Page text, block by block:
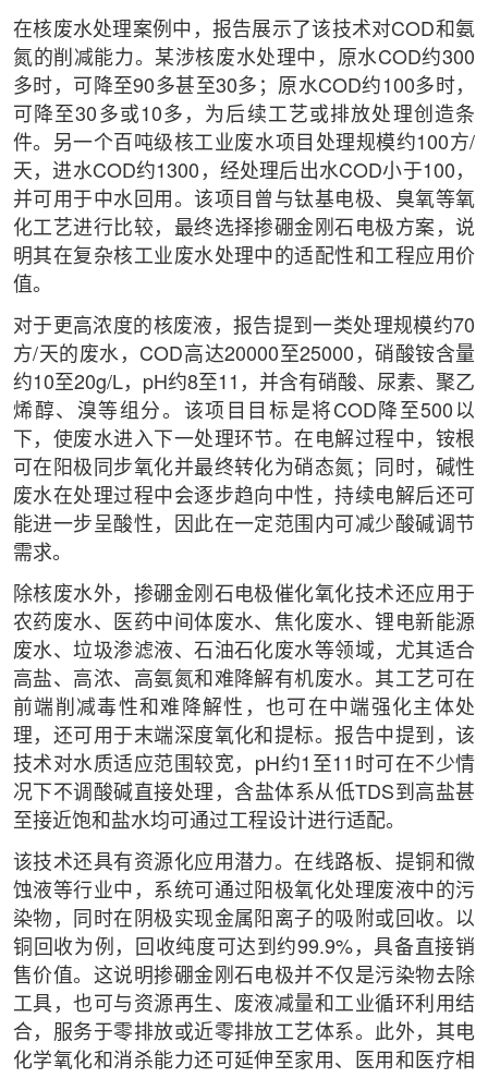
在核废水处理案例中，报告展示了该技术对COD和氨
氮的削减能力。某涉核废水处理中，原水COD约300
多时，可降至90多甚至30多；原水COD约100多时，
可降至30多或10多，为后续工艺或排放处理创造条
件。另一个百吨级核工业废水项目处理规模约100方/
天，进水COD约1300，经处理后出水COD小于100，
并可用于中水回用。该项目曾与钛基电极、臭氧等氧
化工艺进行比较，最终选择掺硼金刚石电极方案，说
明其在复杂核工业废水处理中的适配性和工程应用价
值。
对于更高浓度的核废液，报告提到一类处理规模约70
方/天的废水，COD高达20000至25000，硝酸铵含量
约10至20g/L，pH约8至11，并含有硝酸、尿素、聚乙
烯醇、溴等组分。该项目目标是将COD降至500以
下，使废水进入下一处理环节。在电解过程中，铵根
可在阳极同步氧化并最终转化为硝态氮；同时，碱性
废水在处理过程中会逐步趋向中性，持续电解后还可
能进一步呈酸性，因此在一定范围内可减少酸碱调节
需求。
除核废水外，掺硼金刚石电极催化氧化技术还应用于
农药废水、医药中间体废水、焦化废水、锂电新能源
废水、垃圾渗滤液、石油石化废水等领域，尤其适合
高盐、高浓、高氨氮和难降解有机废水。其工艺可在
前端削减毒性和难降解性，也可在中端强化主体处
理，还可用于末端深度氧化和提标。报告中提到，该
技术对水质适应范围较宽，pH约1至11时可在不少情
况下不调酸碱直接处理，含盐体系从低TDS到高盐甚
至接近饱和盐水均可通过工程设计进行适配。
该技术还具有资源化应用潜力。在线路板、提铜和微
蚀液等行业中，系统可通过阳极氧化处理废液中的污
染物，同时在阴极实现金属阳离子的吸附或回收。以
铜回收为例，回收纯度可达到约99.9%，具备直接销
售价值。这说明掺硼金刚石电极并不仅是污染物去除
工具，也可与资源再生、废液减量和工业循环利用结
合，服务于零排放或近零排放工艺体系。此外，其电
化学氧化和消杀能力还可延伸至家用、医用和医疗相